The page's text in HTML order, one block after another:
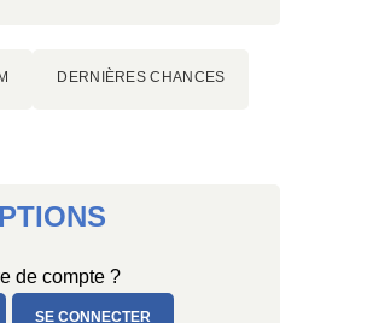
DERNIÈRES CHANCES
de compte ?
SE CONNECTER